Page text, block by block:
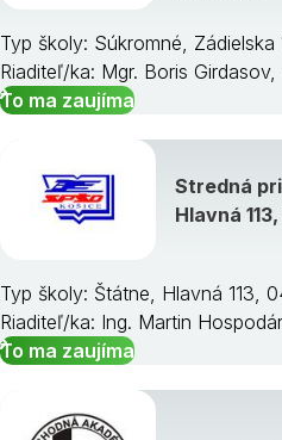
Typ školy: Súkromné, Zádielska
Riaditeľ/ka: Mgr. Boris
To ma zaujíma
Stredná
Hlavná
Typ školy: Štátne, Hlavná 113,
Riaditeľ/ka: Ing. Martin
To ma zaujíma